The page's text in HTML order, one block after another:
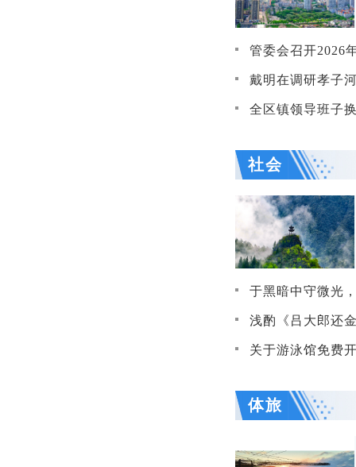
管委会召开2026
戴明在调研孝子河沿岸生活污水溢流问题
全区镇领导班子换届工
社会
于黑暗中守微光，于
浅酌《吕大郎还
关于游泳馆免费
体旅